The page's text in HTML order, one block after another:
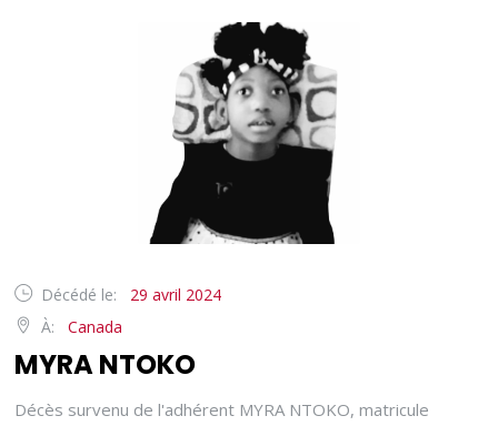
Décédé le:
29 avril 2024
À:
Canada
MYRA NTOKO
Décès survenu de l'adhérent MYRA NTOKO, matricule